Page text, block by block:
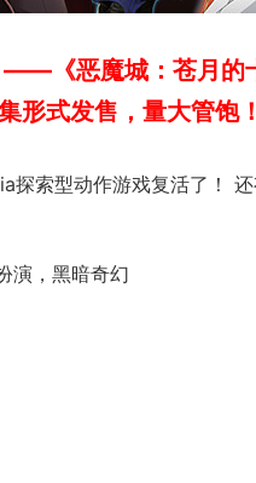
《恶魔城：苍月的
形式发售，量大管饱！
探索型动作游戏复活了！
演，黑暗奇幻